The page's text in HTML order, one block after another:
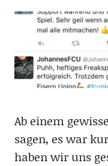
Ab einem
sagen, es war
haben wir uns